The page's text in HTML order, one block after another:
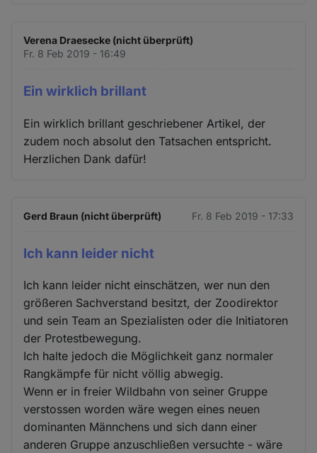
Verena Draesecke (nicht überprüft)
Fr. 8 Feb 2019 - 16:49
Ein wirklich brillant
Ein wirklich brillant geschriebener Artikel, der
zudem noch absolut den Tatsachen entspricht.
Herzlichen Dank dafür!
Gerd Braun (nicht überprüft) Fr. 8 Feb 2019 - 17:33
Ich kann leider nicht
Ich kann leider nicht einschätzen, wer nun den
größeren Sachverstand besitzt, der Zoodirektor
und sein Team an Spezialisten oder die Initiatoren
der Protestbewegung.
Ich halte jedoch die Möglichkeit ganz normaler
Rangkämpfe für nicht völlig abwegig.
Wenn er in freier Wildbahn von seiner Gruppe
verstossen worden wäre wegen eines neuen
dominanten Männchens und sich dann einer
anderen Gruppe anzuschließen versuchte - wäre